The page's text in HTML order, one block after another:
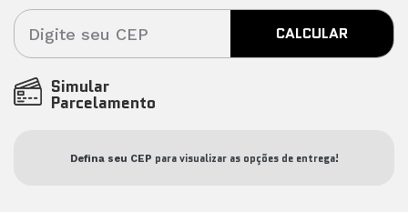
CALCULAR
Simular
Parcelamento
Defina seu CEP para visualizar as opções de entrega!